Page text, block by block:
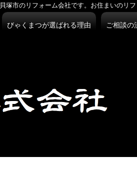
びゃくまつが選ばれる理由 ご相談の
貝塚市のリフォーム会社です。お住まいのリ